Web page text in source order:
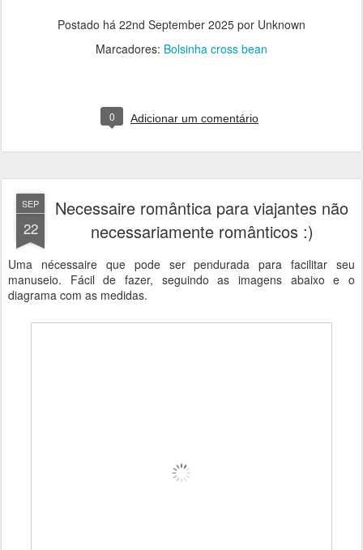
Postado há 22nd September 2025 por Unknown
Marcadores: Bolsinha cross bean
0 Adicionar um comentário
SEP
22
Necessaire romântica para viajantes não
necessariamente românticos :)
Uma nécessaire que pode ser pendurada para facilitar seu
manuseio. Fácil de fazer, seguindo as imagens abaixo e o
diagrama com as medidas.